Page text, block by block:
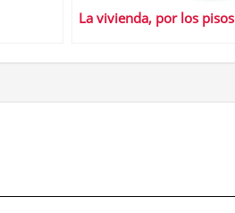
La vivienda, por los pisos